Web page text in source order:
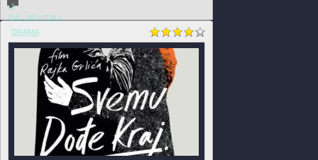
1
FULL REVIEW »
DRAMA